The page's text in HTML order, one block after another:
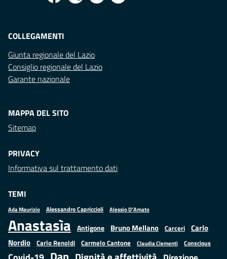
COLLEGAMENTI
Giunta regionale del Lazio
Consiglio regionale del Lazio
Garante nazionale
MAPPA DEL SITO
Sitemap
PRIVACY
Informativa sul trattamento dati
TEMI
Ada Maurizio Alessandro Capriccioli Alessio D'Amato
Anastasìa Antigone Bruno Mellano Carceri
Carlo
Nordio Carlo Renoldi Carmelo Cantone Claudia Clementi Conscious